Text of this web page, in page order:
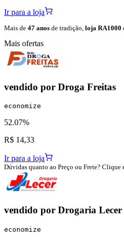
Ir para a loja
Mais de 47 anos de tradição, loja RA1000
Mais ofertas
vendido por Droga Freitas
economize
52.07%
R$ 14,33
Ir para a loja
Dúvidas quanto ao Preço ou Frete? Clique
vendido por Drogaria Lecer
economize